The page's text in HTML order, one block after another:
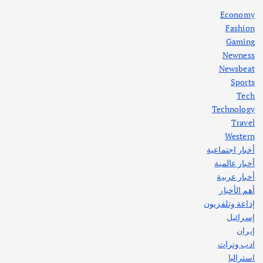
أهم الأخبار
اختتام ورشة السينوغرافيا في مدينة كلباء الاماراتية
أغسطس 3, 2026
Economy
Fashion
Gaming
Newness
Newsbeat
Sports
Tech
Technology
Travel
Western
أخبار اجتماعية
أخبار عالمية
أخبار عربية
أهم الأخبار
إذاعة وتلفزيون
إسرائيل
إيران
ادب وتراث
استراليا